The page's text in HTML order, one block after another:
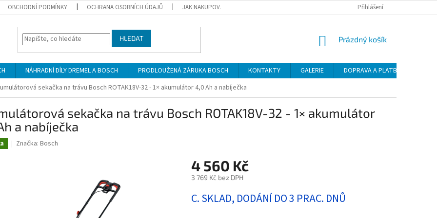
OBCHODNÍ PODMÍNKY OCHRANA OSOBNÍCH ÚDAJŮ JAK NAKUPOVAT Přihlášení
HLEDAT
NÁKUPNÍ
Prázdný košík
NÁHRADNÍ DÍLY DREMEL A BOSCH PRODLOUŽENÁ ZÁRUKA BOSCH KONTAKTY GALERIE DOPRAVA A PLATBA
sekačka na trávu Bosch ROTAK18V-32 - 1× akumulátor 4,0 Ah a nabíječka
sekačka na trávu Bosch ROTAK18V-32 - 1× akumulátor
a nabíječka
Značka: Bosch
4 560 Kč
3 769 Kč bez DPH
cena:
C. SKLAD, DODÁNÍ DO 3 PRAC. DNŮ